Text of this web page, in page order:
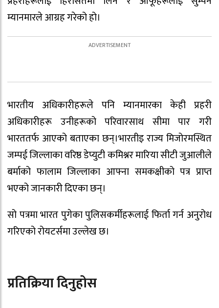
म्यानमारले आग्रह गरेको हो।
भारतीय अधिकारीहरूले पनि म्यानमारका केही प्रहरी
अधिकारीहरू उनीहरूको परिवारसाथ सीमा पार गरी
भारततर्फ आएको बताएका छन्।भारतीइ राज्य मिजोरमस्थित
जम्पई जिल्लाका वरिष्ठ डेप्युटी कमिश्नर मारिया सीटी जुआलीले
बर्माको फालाम जिल्लाका आफ्ना समकक्षीको पत्र प्राप्त
भएको जानकारी दिएका छन्।
सो पत्रमा भारत पुगेका पुलिसकर्मीहरूलाई फिर्ता गर्न अनुरोध
गरिएको रोयटर्समा उल्लेख छ।
प्रतिक्रिया दिनुहोस